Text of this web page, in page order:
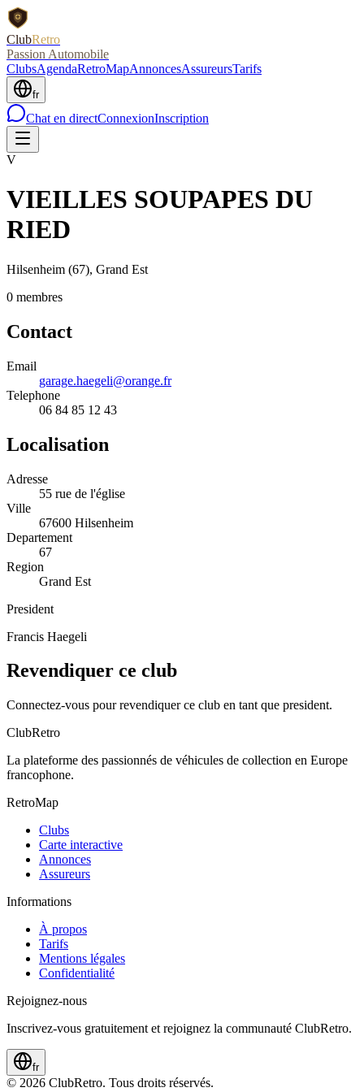
ClubRetro
Passion Automobile
ClubsAgendaRetroMapAnnoncesAssureursTarifs
fr
Chat en directConnexionInscription
V
VIEILLES SOUPAPES DU
RIED
Hilsenheim (67), Grand Est
0 membres
Contact
Email
garage.haegeli@orange.fr
Telephone
06 84 85 12 43
Localisation
Adresse
55 rue de l'église
Ville
67600 Hilsenheim
Departement
67
Region
Grand Est
President
Francis Haegeli
Revendiquer ce club
Connectez-vous pour revendiquer ce club en tant que president.
ClubRetro
La plateforme des passionnés de véhicules de collection en Europe
francophone.
RetroMap
Clubs
Carte interactive
Annonces
Assureurs
Informations
À propos
Tarifs
Mentions légales
Confidentialité
Rejoignez-nous
Inscrivez-vous gratuitement et rejoignez la communauté ClubRetro.
fr
© 2026 ClubRetro. Tous droits réservés.